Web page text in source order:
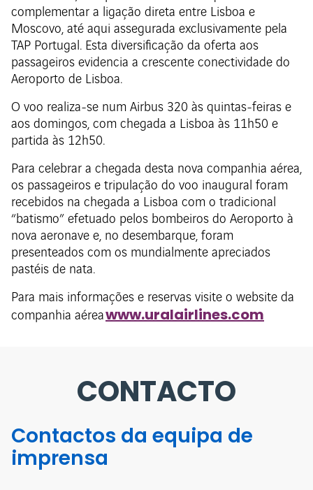
complementar a ligação direta entre Lisboa e
Moscovo, até aqui assegurada exclusivamente pela
TAP Portugal. Esta diversificação da oferta aos
passageiros evidencia a crescente conectividade do
Aeroporto de Lisboa.
O voo realiza-se num Airbus 320 às quintas-feiras e
aos domingos, com chegada a Lisboa às 11h50 e
partida às 12h50.
Para celebrar a chegada desta nova companhia aérea,
os passageiros e tripulação do voo inaugural foram
recebidos na chegada a Lisboa com o tradicional
“batismo” efetuado pelos bombeiros do Aeroporto à
nova aeronave e, no desembarque, foram
presenteados com os mundialmente apreciados
pastéis de nata.
Para mais informações e reservas visite o website da
companhia aéreawww.uralairlines.com​
CONTACTO
Contactos da equipa de
imprensa